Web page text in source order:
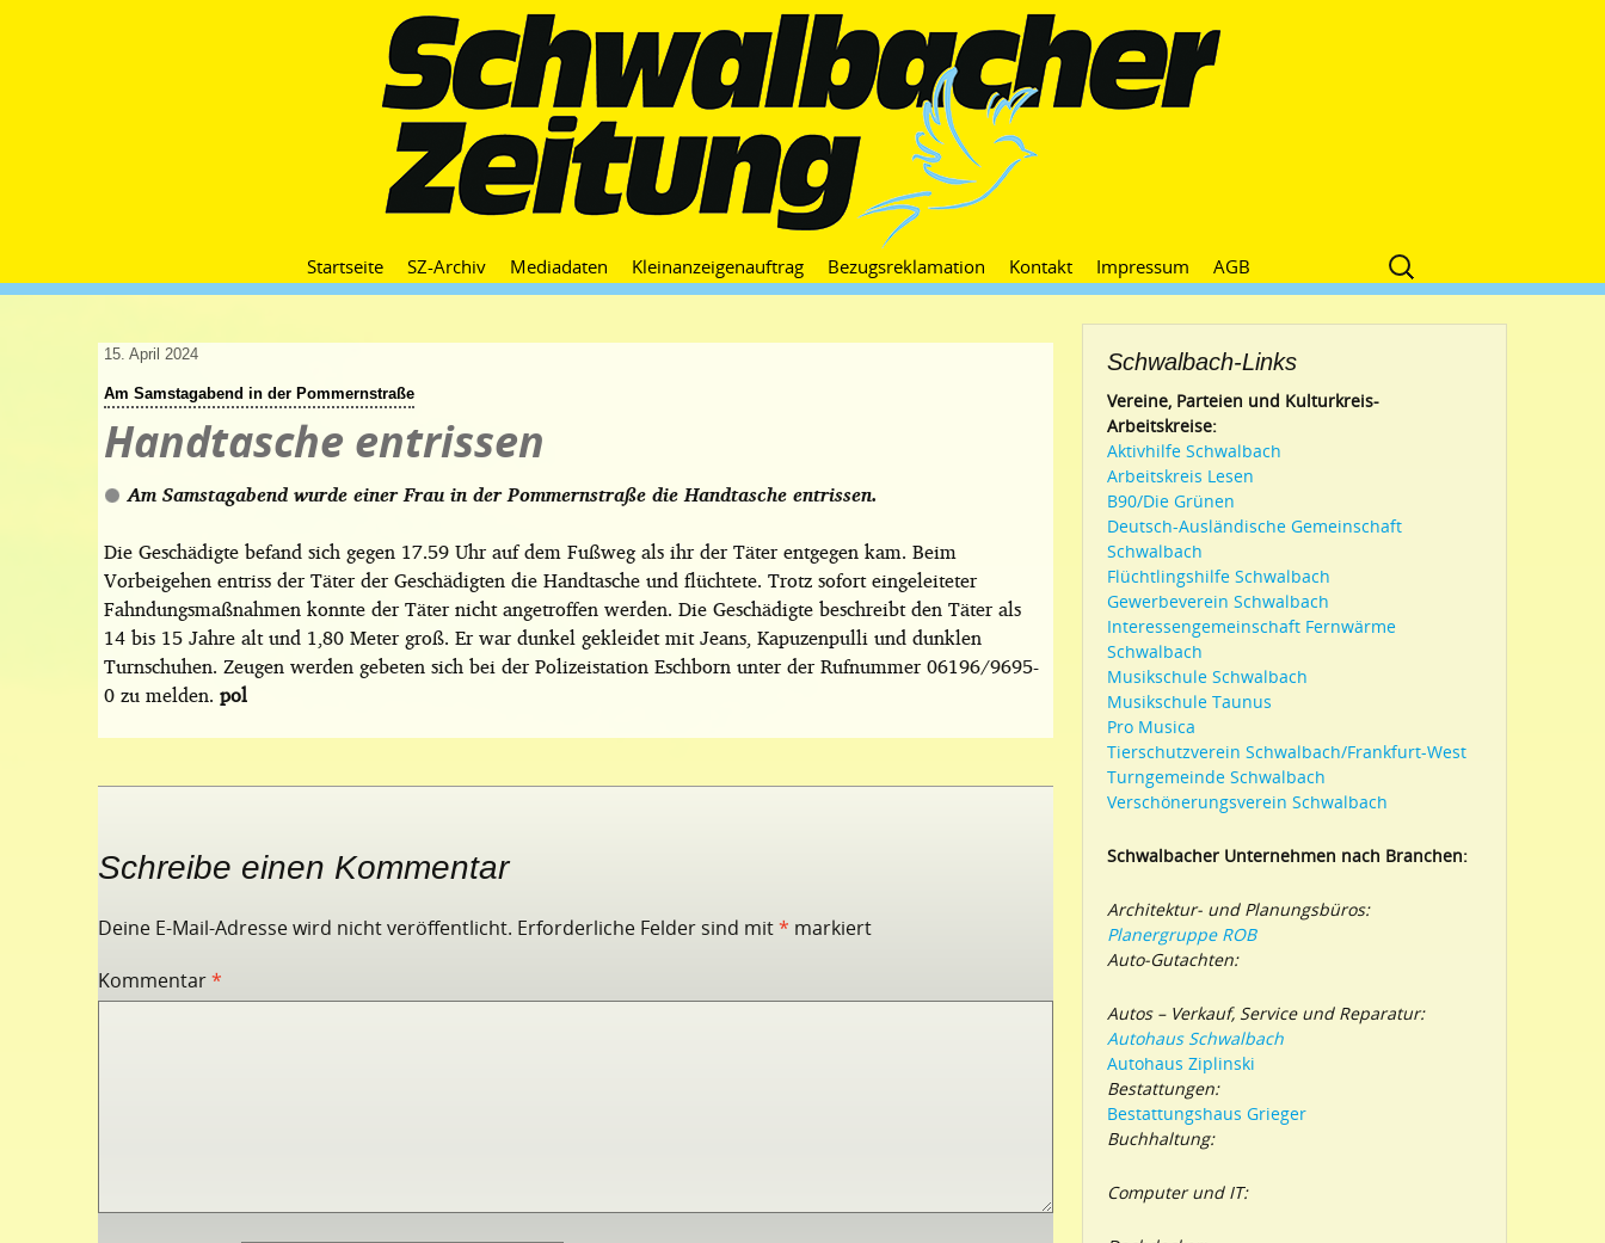
Zum
Inhalt
Startseite SZ-Archiv Mediadaten Kleinanzeigenauftrag Bezugsreklamation Kontakt Impressum AGB
Suche
nach:
15. April 2024
Am Samstagabend in der Pommernstraße
Handtasche entrissen
Am Samstagabend wurde einer Frau in der Pommernstraße die Handtasche entrissen.
Die Geschädigte befand sich gegen 17.59 Uhr auf dem Fußweg als ihr der Täter entgegen kam. Beim
Vorbeigehen entriss der Täter der Geschädigten die Handtasche und flüchtete. Trotz sofort eingeleiteter
Fahndungsmaßnahmen konnte der Täter nicht angetroffen werden. Die Geschädigte beschreibt den Täter als
14 bis 15 Jahre alt und 1,80 Meter groß. Er war dunkel gekleidet mit Jeans, Kapuzenpulli und dunklen
Turnschuhen. Zeugen werden gebeten sich bei der Polizeistation Eschborn unter der Rufnummer 06196/9695-
0 zu melden. pol
Schreibe einen Kommentar
Deine E-Mail-Adresse wird nicht veröffentlicht. Erforderliche Felder sind mit* markiert
Kommentar*
Schwalbach-Links
Vereine, Parteien und Kulturkreis-
Arbeitskreise:
Aktivhilfe Schwalbach
Arbeitskreis Lesen
B90/Die Grünen
Deutsch-Ausländische Gemeinschaft
Schwalbach
Flüchtlingshilfe Schwalbach
Gewerbeverein Schwalbach
Interessengemeinschaft Fernwärme
Schwalbach
Musikschule Schwalbach
Musikschule Taunus
Pro Musica
Tierschutzverein Schwalbach/Frankfurt-West
Turngemeinde Schwalbach
Verschönerungsverein Schwalbach
Schwalbacher Unternehmen nach Branchen:
Architektur- und Planungsbüros:
Planergruppe ROB
Auto-Gutachten:
Autos – Verkauf, Service und Reparatur:
Autohaus Schwalbach
Autohaus Ziplinski
Bestattungen:
Bestattungshaus Grieger
Buchhaltung:
Computer und IT: